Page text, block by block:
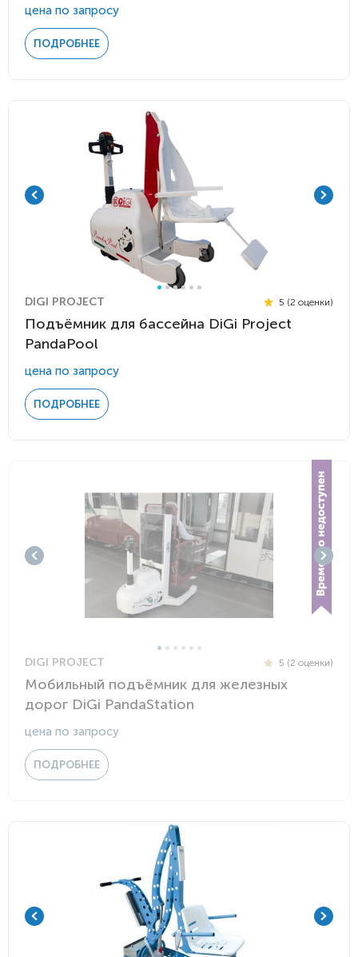
цена по запросу
ПОДРОБНЕЕ
DIGI PROJECT 5 (2 оценки)
Подъёмник для бассейна DiGi Project
PandaPool
цена по запросу
ПОДРОБНЕЕ
DIGI PROJECT 5 (2 оценки)
Мобильный подъёмник для железных
дорог DiGi PandaStation
цена по запросу
ПОДРОБНЕЕ